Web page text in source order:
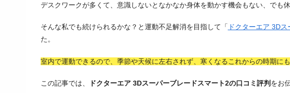
デスクワークが多くて、意識しないとなかなか身体を動かす機会もない、でも
そんな私でも続けられるかな？と運動不足解消を目指して「 ドクターエア 3D
た。
室内で運動できるので、季節や天候に左右されず、寒くなるこれからの時期に
この記事では、 ドクターエア 3Dスーパーブレードスマート2の口コミ評判 をお